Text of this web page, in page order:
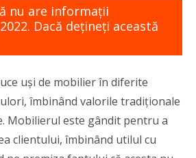
nu are informaţii
Dacă dețineți această
uși de mobilier în diferite
îmbinând valorile tradiționale
Mobilierul este gândit pentru a
clientului, îmbinând utilul cu